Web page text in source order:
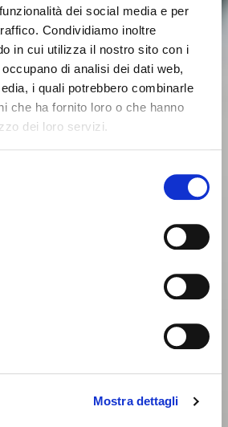
dei social media e per
Condividiamo inoltre
in cui utilizza il nostro sito con i
di analisi dei dati web,
i quali potrebbero combinarle
che ha fornito loro o che hanno
dei loro servizi.
Mostra dettagli
browsing from Close
you like to switch to the site in